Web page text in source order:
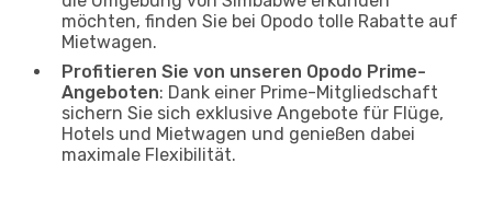
möchten, finden Sie bei Opodo tolle Rabatte auf
Mietwagen.
Profitieren Sie von unseren Opodo Prime-
Angeboten: Dank einer Prime-Mitgliedschaft
sichern Sie sich exklusive Angebote für Flüge,
Hotels und Mietwagen und genießen dabei
maximale Flexibilität.